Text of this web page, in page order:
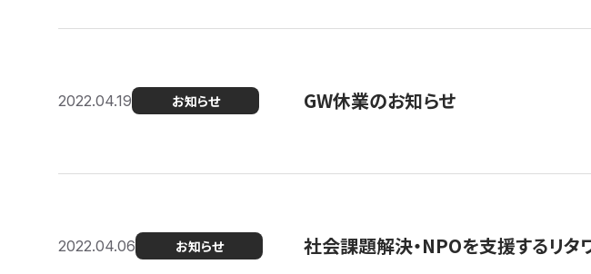
2022.04.19 お知らせ GW休業のお知らせ
2022.04.06 お知らせ 社会課題解決・NPOを支援するリタ